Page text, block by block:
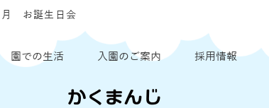
月 お誕生日会
園での生活 入園のご案内 採用情報